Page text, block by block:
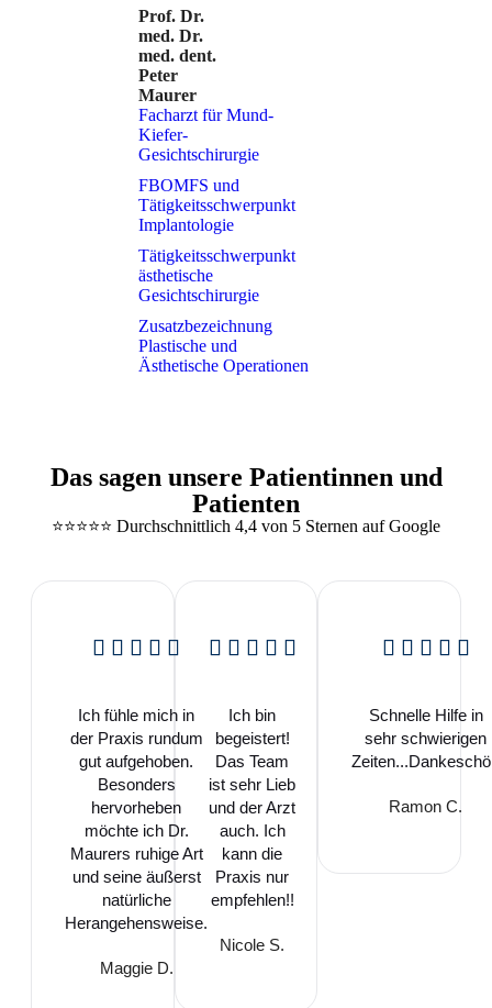
Prof. Dr.
med. Dr.
med. dent.
Peter
Maurer
Facharzt für Mund-
Kiefer-
Gesichtschirurgie
FBOMFS und
Tätigkeitsschwerpunkt
Implantologie
Tätigkeitsschwerpunkt
ästhetische
Gesichtschirurgie
Zusatzbezeichnung
Plastische und
Ästhetische Operationen
Das sagen unsere Patientinnen und
Patienten
⭐️⭐️⭐️⭐️⭐️ Durchschnittlich 4,4 von 5 Sternen auf Google
Ich fühle mich in
der Praxis rundum
gut aufgehoben.
Besonders
hervorheben
möchte ich Dr.
Maurers ruhige Art
und seine äußerst
natürliche
Herangehensweise.
Maggie D.
Ich bin
begeistert!
Das Team
ist sehr Lieb
und der Arzt
auch. Ich
kann die
Praxis nur
empfehlen!!
Nicole S.
Schnelle Hilfe in
sehr schwierigen
Ramon C.